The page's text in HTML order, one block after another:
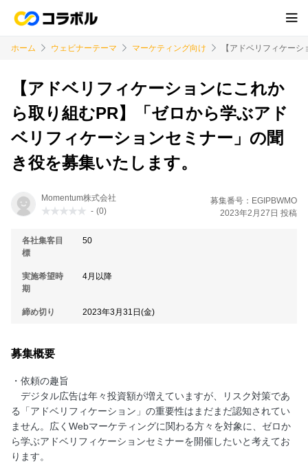
ホーム ウェビナーテーマ マーケティング向け 【アドベリフィケー
【アドベリフィケーションにこれか
ら取り組むPR】「ゼロから学ぶアド
ベリフィケーションセミナー」の聞
き役を募集いたします。
Momentum株式会社
- (0)
募集番号：EGIPBWMO
2023年2月27日 投稿
各社集客目
標
50
実施希望時
期
4月以降
締め切り 2023年3月31日(金)
募集概要
・依頼の趣旨
デジタル広告は年々投資額が増えていますが、リスク対策であ
る「アドベリフィケーション」の重要性はまだまだ認知されてい
ません。広くWebマーケティングに関わる方々を対象に、ゼロか
ら学ぶアドベリフィケーションセミナーを開催したいと考えてお
ります。